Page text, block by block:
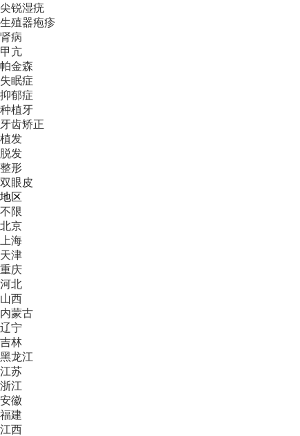
尖锐湿疣
生殖器疱疹
肾病
甲亢
帕金森
失眠症
抑郁症
种植牙
牙齿矫正
植发
脱发
整形
双眼皮
地区
不限
北京
上海
天津
重庆
河北
山西
内蒙古
辽宁
吉林
黑龙江
江苏
浙江
安徽
福建
江西